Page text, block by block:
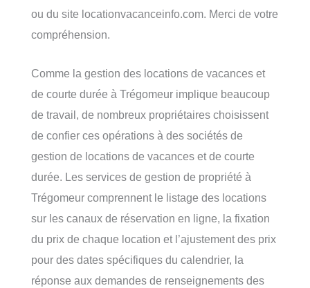
ou du site locationvacanceinfo.com. Merci de votre
compréhension.
Comme la gestion des locations de vacances et
de courte durée à Trégomeur implique beaucoup
de travail, de nombreux propriétaires choisissent
de confier ces opérations à des sociétés de
gestion de locations de vacances et de courte
durée. Les services de gestion de propriété à
Trégomeur comprennent le listage des locations
sur les canaux de réservation en ligne, la fixation
du prix de chaque location et l’ajustement des prix
pour des dates spécifiques du calendrier, la
réponse aux demandes de renseignements des